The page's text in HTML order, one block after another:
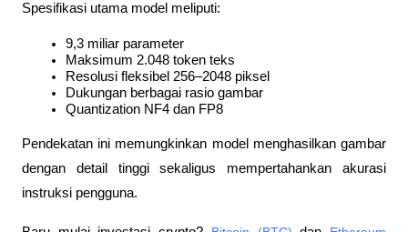
Spesifikasi utama model meliputi:
9,3 miliar parameter
Maksimum 2.048 token teks
Resolusi fleksibel 256–2048 piksel
Dukungan berbagai rasio gambar
Quantization NF4 dan FP8
Pendekatan ini memungkinkan model menghasilkan gambar
dengan detail tinggi sekaligus mempertahankan akurasi
instruksi pengguna.